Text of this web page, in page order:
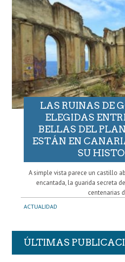
LAS RUINAS DE
ELEGIDAS
BELLAS DEL
ESTÁN EN
SU
A simple vista parece un castillo
encantada, la guarida secreta
centenarias
ACTUALIDAD
ÚLTIMAS